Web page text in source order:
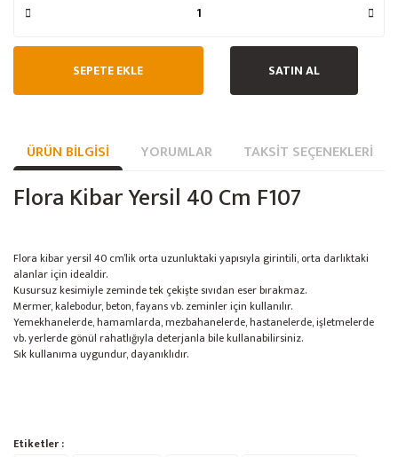
SEPETE EKLE SATIN AL
ÜRÜN BILGISI YORUMLAR TAKSIT SEÇENEKLERI
Flora Kibar Yersil 40 Cm F107
Flora kibar yersil 40 cm’lik orta uzunluktaki yapısıyla girintili, orta darlıktaki
alanlar için idealdir.
Kusursuz kesimiyle zeminde tek çekişte sıvıdan eser bırakmaz.
Mermer, kalebodur, beton, fayans vb. zeminler için kullanılır.
Yemekhanelerde, hamamlarda, mezbahanelerde, hastanelerde, işletmelerde
vb. yerlerde gönül rahatlığıyla deterjanla bile kullanabilirsiniz.
Sık kullanıma uygundur, dayanıklıdır.
Bu ürünün fiyat bilgisi, resim, ürün açıklamalarında ve diğer konularda
Etiketler :